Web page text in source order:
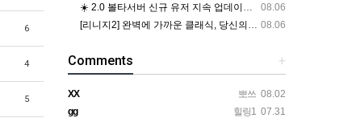
6
4
5
08.06
☀️ 2.0 볼타서버 신규 유저 지속 업데이트 이벤트 ☀️
08.06
[리니지2] 완벽에 가까운 클래식, 당신의 마지막 정착지
+
Comments
뽀쓰 08.02
XX
힐링1 07.31
gg